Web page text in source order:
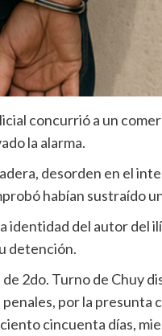
concurrió a un
la alarma.
desorden en el
habían sustraído
identidad del autor del
detención.
2do. Turno de Chuy
por la presunta
cincuenta días,